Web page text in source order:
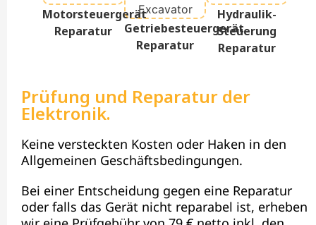
Motorsteuergerät
Reparatur
Getriebesteuergerät
Reparatur
Hydraulik-
Steuerung
Reparatur
Prüfung und Reparatur der
Elektronik.
Keine versteckten Kosten oder Haken in den
Allgemeinen Geschäftsbedingungen.
Bei einer Entscheidung gegen eine Reparatur
oder falls das Gerät nicht reparabel ist, erheben